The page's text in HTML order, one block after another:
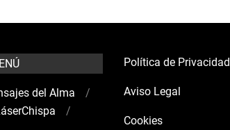
del Alma
Política de Privacidad
Aviso Legal
Cookies